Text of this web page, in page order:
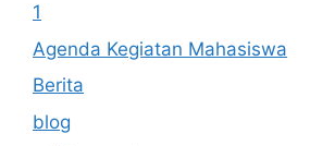
1
Agenda Kegiatan Mahasiswa
Berita
blog